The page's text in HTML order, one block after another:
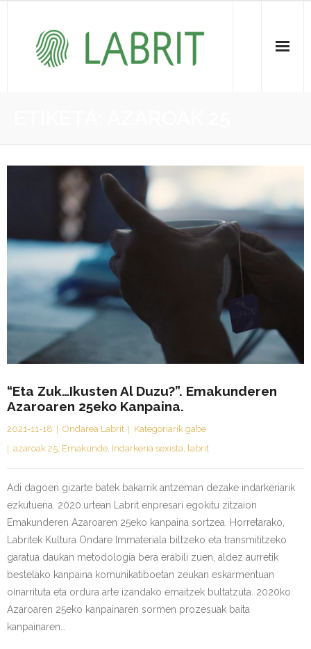
- KOI-aren bilketa | Recopilación del PCI
- KOI-aren kudeaketa | Gestión del PCI
- LABRIT
- Jabetza intelektuala | Propiedad intelectual
Vitagrama
Kontaktua | Contacto
“eta Zuk…ikusten Al Duzu?”. Emakunderen
Azaroaren 25eko Kanpaina.
2021-11-18 Ondarea Labrit
Kategoriarik gabe
azaroak 25, Emakunde, Indarkeria sexista, labrit
Adi dagoen gizarte batek bakarrik antzeman dezake indarkeriarik
ezkutuena. 2020.urtean Labrit enpresari egokitu zitzaion
Emakunderen Azaroaren 25eko kanpaina sortzea. Horretarako,
Labritek Kultura Ondare Immateriala biltzeko eta transmititzeko
garatua daukan metodologia bera erabili zuen, aldez aurretik
bestelako kanpaina komunikatiboetan zeukan eskarmentuan
oinarrituta eta ordura arte izandako emaitzek bultatzuta. 2020ko
Azaroaren 25eko kanpainaren sormen prozesuak baita
kanpainaren…